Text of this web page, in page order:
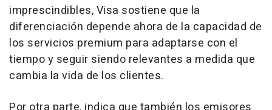
imprescindibles, Visa sostiene que la
diferenciación depende ahora de la capacidad de
los servicios premium para adaptarse con el
tiempo y seguir siendo relevantes a medida que
cambia la vida de los clientes.